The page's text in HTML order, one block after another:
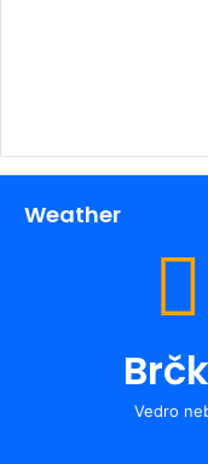
Weather
Vedro